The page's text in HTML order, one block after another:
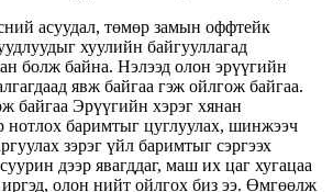
асуудал, төмөр замын оффтейк
хуулийн байгууллагад
болж байна. Нэлээд олон эрүүгийн
явж байгаа гэж ойлгож байгаа.
байгаа Эрүүгийн хэрэг хянан
нотлох баримтыг цуглуулах, шинжээч
зэрэг үйл баримтыг сэргээх
дээр явагддаг, маш их цаг хугацаа
олон нийт ойлгох биз ээ. Өмгөөлж